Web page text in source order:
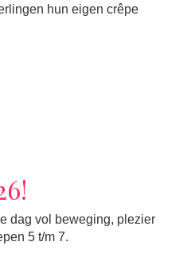
hun eigen crêpe
dag vol beweging, plezier
5 t/m 7.